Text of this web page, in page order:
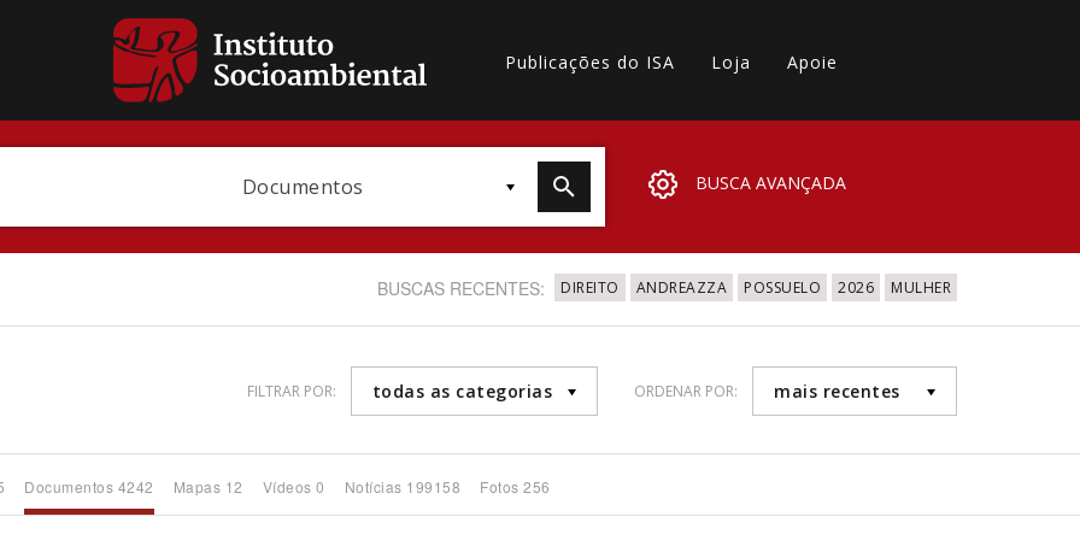
Publicações do ISA Loja Apoie
Documentos BUSCA AVANÇADA
BUSCAS RECENTES: DIREITO ANDREAZZA POSSUELO 2026 MULHER
FILTRAR POR: todas as categorias ORDENAR POR: mais recentes
Documentos 4242 Mapas 12 Vídeos 0 Notícias 199158 Fotos 256